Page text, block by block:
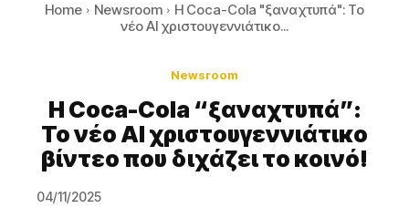
Home Newsroom
Η Coca-Cola "ξαναχτυπά": Το
νέο AI χριστουγεννιάτικο...
Newsroom
Η Coca-Cola “ξαναχτυπά”:
Το νέο AI χριστουγεννιάτικο
βίντεο που διχάζει το κοινό!
04/11/2025